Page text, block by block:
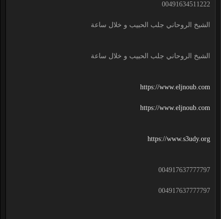
00491634511222
الشيخ الروحاني جلب الحبيب و خلال ساعة
الشيخ الروحاني جلب الحبيب و خلال ساعة
https://www.eljnoub.com
https://www.eljnoub.com
https://www.s3udy.org
004917637777797
004917637777797